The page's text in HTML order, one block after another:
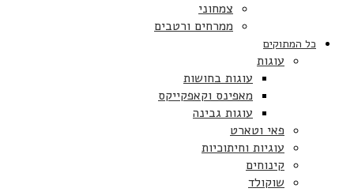
צמחוני
ממרחים ורטבים
כל המתוקים
עוגות
עוגות בחושות
מאפינס וקאפקייקס
עוגות גבינה
פאי וטארט
עוגיות וחיתוכיות
קינוחים
שוקולד